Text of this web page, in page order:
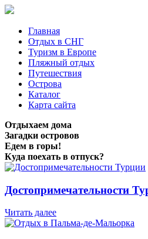
Главная
Отдых в СНГ
Туризм в Европе
Пляжный отдых
Путешествия
Острова
Каталог
Карта сайта
Отдыхаем дома
Загадки островов
Едем в горы!
Куда поехать в отпуск?
Достопримечательности
Читать далее